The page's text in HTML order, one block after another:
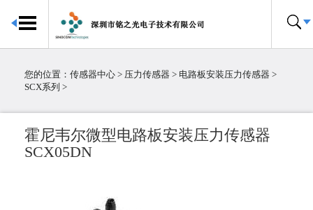
首页
倾角传感器
陀螺仪传感器
您的位置： 传感器中心 > 压力传感器 > 电路板安装压力传感器 >
SCX系列 >
霍尼韦尔微型电路板安装压力传感器
SCX05DN